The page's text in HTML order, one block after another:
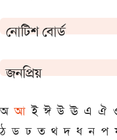
নোটিশ বোর্ড
জনপ্রিয়
অ আ ই ঈ উ ঊ এ ঐ
ঠ ড ঢ ত থ দ ধ ন প